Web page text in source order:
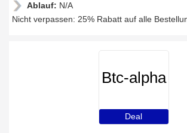
Ablauf: N/A
Nicht verpassen: 25% Rabatt auf alle
Btc-alpha
Deal